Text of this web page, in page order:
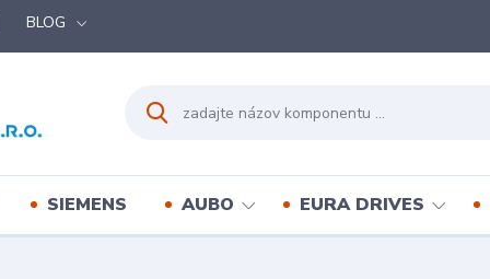
BLOG
SIEMENS AUBO EURA DRIVES